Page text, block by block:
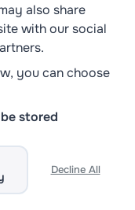
IPv6
yang terkontrol,
menghadap
default yang
mengaktifkan
adalah
also share
with our social
you can choose
stored
Decline All